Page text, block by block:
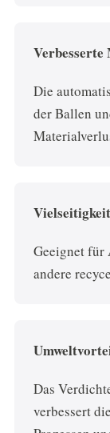
Die
der Ballen
Vielseitigkeit
Geeignet für
andere
Das
verbessert